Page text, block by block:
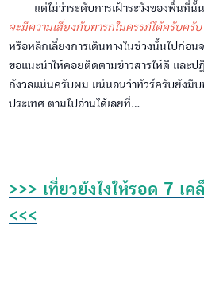
แต่ไม่ว่าระดับการเฝ้าระวังของพื่นที่นั้
จะมีความเสี่ยงกับทารกในครรภ์ได้ครับครับ
หรือหลีกเลี่ยงการเดินทางในช่วงนั้นไปก่อ
ขอแนะนำให้คอยติดตามข่าวสารให้ดี และป
กังวลแน่นครับผม แน่นอนว่าทัวร์ครับยังมีบ
ประเทศ ตามไปอ่านได้เลยที่...
>>> เที่ยวยังไงให้รอด 7 เ
<<<